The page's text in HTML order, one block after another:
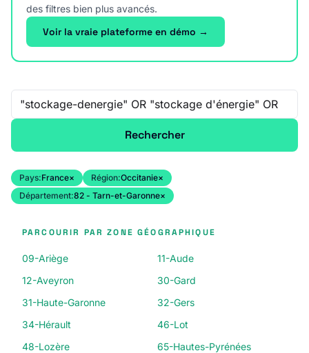
des filtres bien plus avancés.
Voir la vraie plateforme en démo →
Recherche libre
Rechercher
Pays:France× Région:Occitanie×
Département:82 - Tarn-et-Garonne×
PARCOURIR PAR ZONE GÉOGRAPHIQUE
09-Ariège
11-Aude
12-Aveyron
30-Gard
31-Haute-Garonne
32-Gers
34-Hérault
46-Lot
48-Lozère
65-Hautes-Pyrénées